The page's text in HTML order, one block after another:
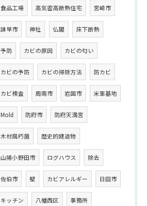
食品工場 高気密高断熱住宅 宮崎市
諫早市 神社 仏閣 床下断熱
予防 カビの原因 カビの匂い
カビの予防 カビの掃除方法 防カビ
カビ検査 周南市 岩国市 米軍基地
Mold 防府市 防府天満宮
木材腐朽菌 歴史的建造物
山陽小野田市 ログハウス 除去
佐伯市 壁 カビアレルギー 日田市
キッチン 八幡西区 事務所